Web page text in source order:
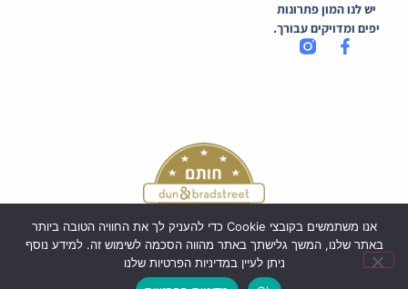
יש לנו המון פתרונות
יפים ומדויקים עבורך.
כל הזכויות שמורות לקורטיקו בע"מ ©
אנו משתמשים בקובצי Cookie כדי להעניק לך את החוויה הטובה ביותר
באתר שלנו, המשך גלישתך באתר מהווה הסכמה לשימוש זה. למידע נוסף
ניתן לעיין במדיניות הפרטיות שלנו